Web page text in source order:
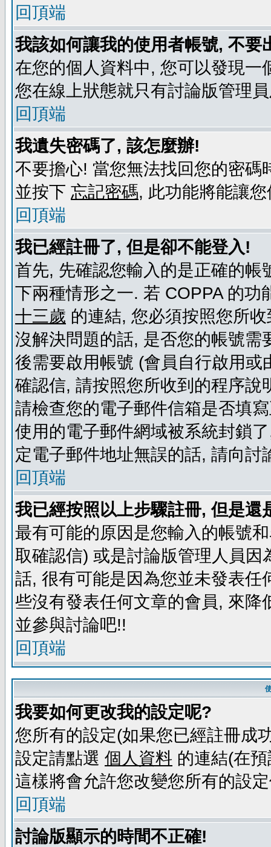
回頂端
我該如何讓我的使用者帳號, 不
在您的個人資料中, 您可以發現一
您在線上狀態就只有討論版管理
回頂端
我遺失密碼了, 該怎麼辦!
不要擔心! 當您無法找回您的密
並按下 忘記密碼, 此功能將能讓
回頂端
我已經註冊了, 但是卻不能登入!
首先, 先確認您輸入的是正確的
下兩種情形之一. 若 COPPA 的
十三歲 的連結, 您必須按照您所
沒解決問題的話, 是否您的帳號
後需要啟用帳號 (會員自行啟用
確認信, 請按照您所收到的程序
請檢查您的電子郵件信箱是否填
使用的電子郵件網域被系統封鎖
定電子郵件地址無誤的話, 請向
回頂端
我已經按照以上步驟註冊, 但是還
最有可能的原因是您輸入的帳號
取確認信) 或是討論版管理人員
話, 很有可能是因為您並未發表
些沒有發表任何文章的會員, 來
並參與討論吧!!
回頂端
我要如何更改我的設定呢?
您所有的設定(如果您已經註冊成
設定請點選 個人資料 的連結(在
這樣將會允許您改變您所有的設
回頂端
討論版顯示的時間不正確!